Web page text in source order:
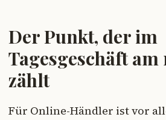
Der Punkt, der im
Tagesgeschäft am
zählt
Für Online-Händler ist vor